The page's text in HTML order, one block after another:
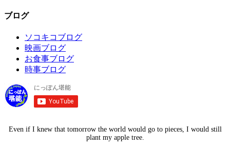
ブログ
ソコキコブログ
映画ブログ
お食事ブログ
時事ブログ
Even if I knew that tomorrow the world would go to pieces, I would still
plant my apple tree.